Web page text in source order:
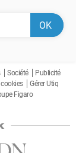
Société
Publicité
Gérer Utiq
Figaro